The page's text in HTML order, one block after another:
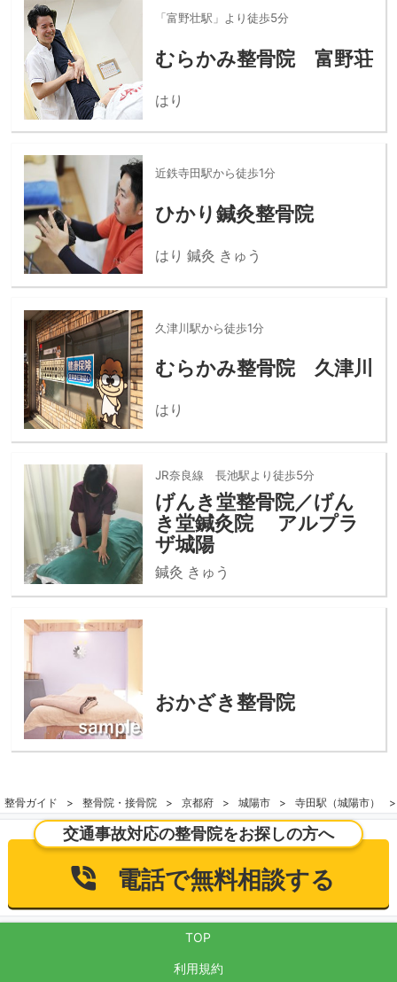
「富野壮駅」より徒歩5分
むらかみ整骨院 富野荘
はり
近鉄寺田駅から徒歩1分
ひかり鍼灸整骨院
はり 鍼灸 きゅう
久津川駅から徒歩1分
むらかみ整骨院 久津川
はり
JR奈良線 長池駅より徒歩5分
げんき堂整骨院／げん
き堂鍼灸院 アルプラ
ザ城陽
鍼灸 きゅう
おかざき整骨院
整骨ガイド 整骨院・接骨院 京都府 城陽市 寺田駅（城陽市）
交通事故対応の整骨院をお探しの方へ
電話で無料相談する
TOP
利用規約